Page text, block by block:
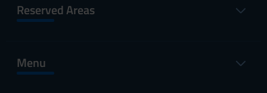
Reserved Areas
Menu